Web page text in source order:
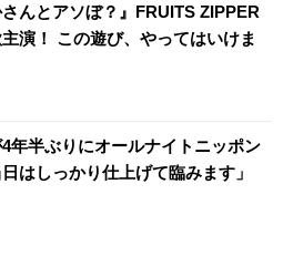
さんとアソぼ？』FRUITS ZIPPER
演！ この遊び、やってはいけま
年半ぶりにオールナイトニッポン
はしっかり仕上げて臨みます」